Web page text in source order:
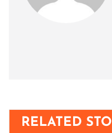
RELATED